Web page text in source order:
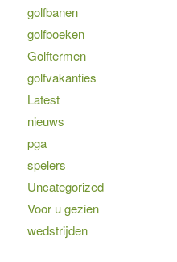
golfbanen
golfboeken
Golftermen
golfvakanties
Latest
nieuws
pga
spelers
Uncategorized
Voor u gezien
wedstrijden